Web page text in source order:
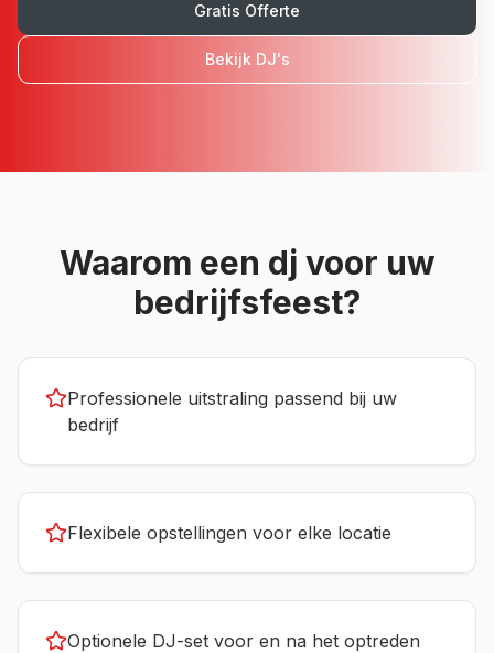
Gratis Offerte
Bekijk DJ's
Waarom een dj voor uw
bedrijfsfeest?
Professionele uitstraling passend bij uw
bedrijf
Flexibele opstellingen voor elke locatie
Optionele DJ-set voor en na het optreden